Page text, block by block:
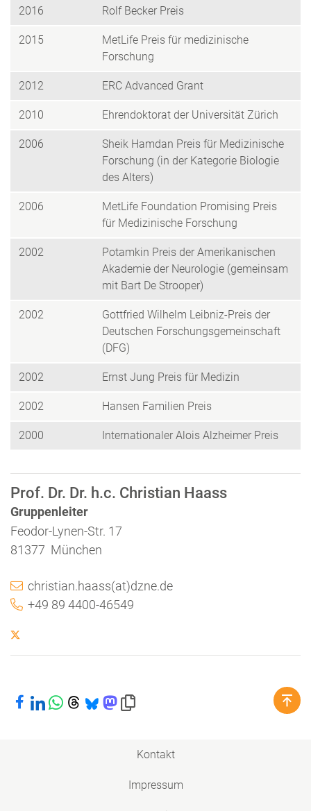
Prof. Dr. Dr. h.c. Christian Haass
Gruppenleiter
Feodor-Lynen-Str. 17
81377 München
christian.haass(at)dzne.de
+49 89 4400-46549
2016 Rolf Becker Preis
2015
MetLife Preis für medizinische
Forschung
2012 ERC Advanced Grant
2010 Ehrendoktorat der Universität Zürich
2006
Sheik Hamdan Preis für Medizinische
Forschung (in der Kategorie Biologie
des Alters)
2006
MetLife Foundation Promising Preis
für Medizinische Forschung
2002
Potamkin Preis der Amerikanischen
Akademie der Neurologie (gemeinsam
mit Bart De Strooper)
2002
Gottfried Wilhelm Leibniz-Preis der
Deutschen Forschungsgemeinschaft
(DFG)
2002 Ernst Jung Preis für Medizin
2002 Hansen Familien Preis
2000 Internationaler Alois Alzheimer Preis
Bei Facebook teilen
Bei LinkedIn teilen
Bei WhatsApp teilen
Bei Threads teilen
Bei Bluesky teilen
Bei Mastodon teilen
Link in die Zwischenablage kopieren
Kontakt
Impressum